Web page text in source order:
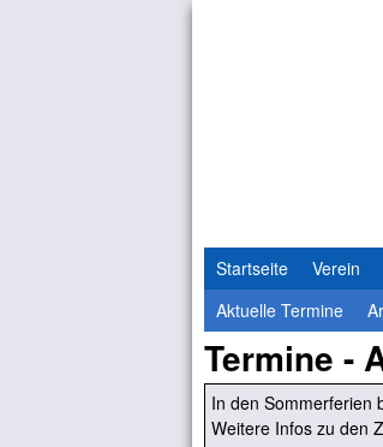
Startseite Verein
Aktuelle Termine
Termine -
In den Sommerferien
Weitere Infos zu den